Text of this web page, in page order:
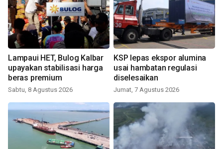
Lampaui HET, Bulog Kalbar
upayakan stabilisasi harga
beras premium
Sabtu, 8 Agustus 2026
KSP lepas ekspor alumina
usai hambatan regulasi
diselesaikan
Jumat, 7 Agustus 2026